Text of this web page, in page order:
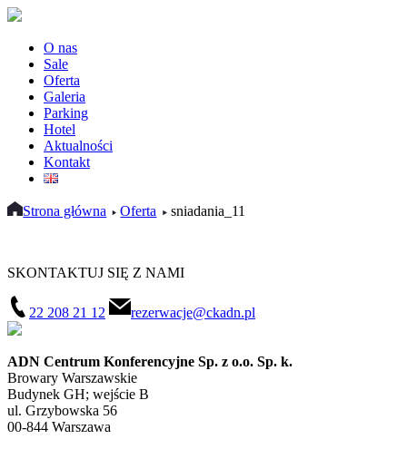
O nas
Sale
Oferta
Galeria
Parking
Hotel
Aktualności
Kontakt
Strona główna Oferta sniadania_11
SKONTAKTUJ SIĘ Z NAMI
22 208 21 12 rezerwacje@ckadn.pl
ADN Centrum Konferencyjne Sp. z o.o. Sp. k.
Browary Warszawskie
Budynek GH; wejście B
ul. Grzybowska 56
00-844 Warszawa